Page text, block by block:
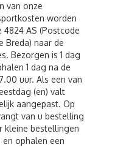
van onze
worden
AS (Postcode
Breda) naar de
Bezorgen is 1 dag
1 dag na de
uur. Als een van
(en) valt
aangepast. Op
van u bestelling
kleine bestellingen
ophalen een